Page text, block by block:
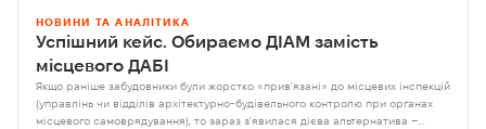
НОВИНИ ТА АНАЛІТИКА
Успішний кейс. Обираємо ДІАМ замість
місцевого ДАБІ
Якщо раніше забудовники були жорстко «прив'язані» до місцевих інспекцій
(управлінь чи відділів архітектурно-будівельного контролю при органах
місцевого самоврядування), то зараз з'явилася дієва альтернатива –